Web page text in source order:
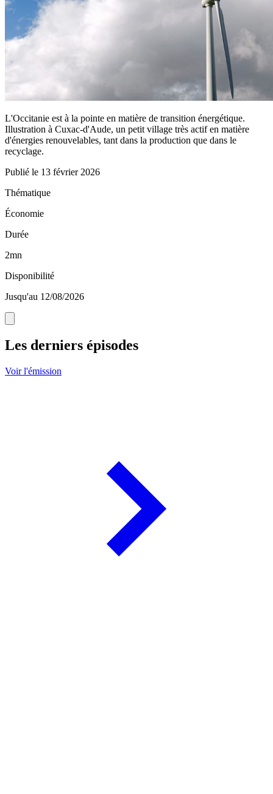
L'Occitanie est à la pointe en matière de transition énergétique.
Illustration à Cuxac-d'Aude, un petit village très actif en matière
d'énergies renouvelables, tant dans la production que dans le
recyclage.
Publié le 13 février 2026
Thématique
Économie
Durée
2mn
Disponibilité
Jusqu'au 12/08/2026
Les derniers épisodes
Voir l'émission